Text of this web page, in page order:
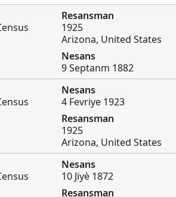
Resansman
1925
Arizona, United States
Nesans
9 Septanm 1882
Nesans
4 Fevriye 1923
Resansman
1925
Arizona, United States
Nesans
10 Jiyè 1872
Resansman